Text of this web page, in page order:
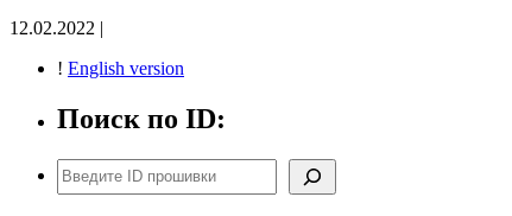
12.02.2022 |
! English version
Поиск по ID:
Поиск